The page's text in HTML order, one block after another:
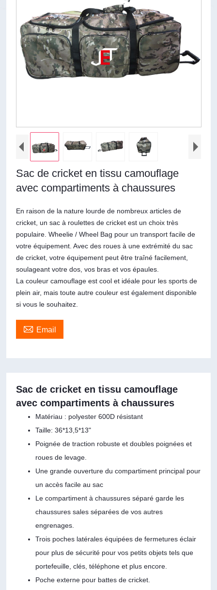
Sac de cricket en tissu camouflage
avec compartiments à chaussures
En raison de la nature lourde de nombreux articles de
cricket, un sac à roulettes de cricket est un choix très
populaire. Wheelie / Wheel Bag pour un transport facile de
votre équipement. Avec des roues à une extrémité du sac
de cricket, votre équipement peut être traîné facilement,
soulageant votre dos, vos bras et vos épaules.
La couleur camouflage est cool et idéale pour les sports de
plein air, mais toute autre couleur est également disponible
si vous le souhaitez.
 Email
Sac de cricket en tissu camouflage
avec compartiments à chaussures
Matériau : polyester 600D résistant
Taille: 36*13,5*13"
Poignée de traction robuste et doubles poignées et
roues de levage.
Une grande ouverture du compartiment principal pour
un accès facile au sac
Le compartiment à chaussures séparé garde les
chaussures sales séparées de vos autres
engrenages.
Trois poches latérales équipées de fermetures éclair
pour plus de sécurité pour vos petits objets tels que
portefeuille, clés, téléphone et plus encore.
Poche externe pour battes de cricket.